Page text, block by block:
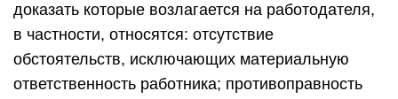
доказать которые возлагается на работодателя,
в частности, относятся: отсутствие
обстоятельств, исключающих материальную
ответственность работника; противоправность